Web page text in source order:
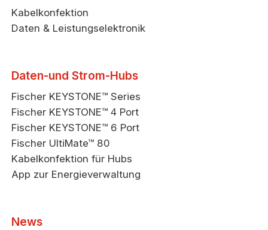
Kabelkonfektion
Daten & Leistungselektronik
Daten-und Strom-Hubs
Fischer KEYSTONE™ Series
Fischer KEYSTONE™ 4 Port
Fischer KEYSTONE™ 6 Port
Fischer UltiMate™ 80
Kabelkonfektion für Hubs
App zur Energieverwaltung
News